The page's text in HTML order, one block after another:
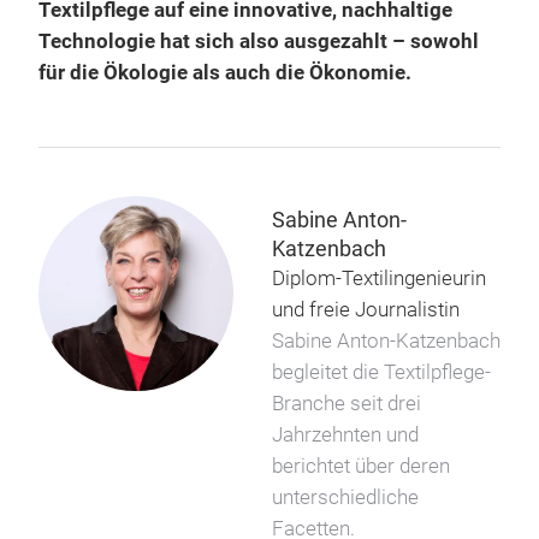
Textilpflege auf eine innovative, nachhaltige
Technologie hat sich also ausgezahlt – sowohl
für die Ökologie als auch die Ökonomie.
Sabine Anton-
Katzenbach
Diplom-Textilingenieurin
und freie Journalistin
Sabine Anton-Katzenbach
begleitet die Textilpflege-
Branche seit drei
Jahrzehnten und
berichtet über deren
unterschiedliche
Facetten.